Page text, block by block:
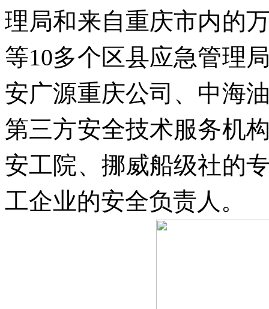
理局和来自重庆市内的
等10多个区县应急管理
安广源重庆公司、中海
第三方安全技术服务机
安工院、挪威船级社的
工企业的安全负责人。